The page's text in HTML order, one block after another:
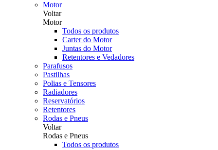
Motor
Voltar
Motor
Todos os produtos
Carter do Motor
Juntas do Motor
Retentores e Vedadores
Parafusos
Pastilhas
Polias e Tensores
Radiadores
Reservatórios
Retentores
Rodas e Pneus
Voltar
Rodas e Pneus
Todos os produtos